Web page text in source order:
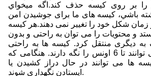
را بر روی کیسه حذف کند.اگه ميخواي
باشي، کیسه های ما برای جوشیدن امن
زمان شکل خود را تغییر نمی دهند.هر کیسه
و محتویات را می توان به راحتی و بدون
دیگری منتقل کرد. کیسه ها به راحتی
بسته می شوند و می توانند تا 6 اونس را نگه دارند. هنگامی که
ها می توانند در حال دراز کشیدن یا
ایستادن نگهداری شوند.